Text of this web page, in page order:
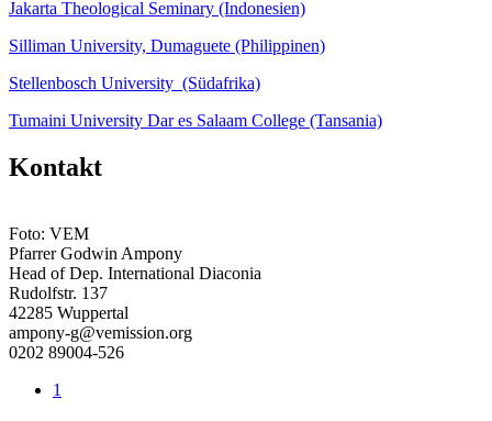
Jakarta Theological Seminary (Indonesien)
Silliman University, Dumaguete (Philippinen)
Stellenbosch University (Südafrika)
Tumaini University Dar es Salaam College (Tansania)
Kontakt
Foto: VEM
Pfarrer Godwin Ampony
Head of Dep. International Diaconia
Rudolfstr. 137
42285 Wuppertal
ampony-g@vemission.org
0202 89004-526
1